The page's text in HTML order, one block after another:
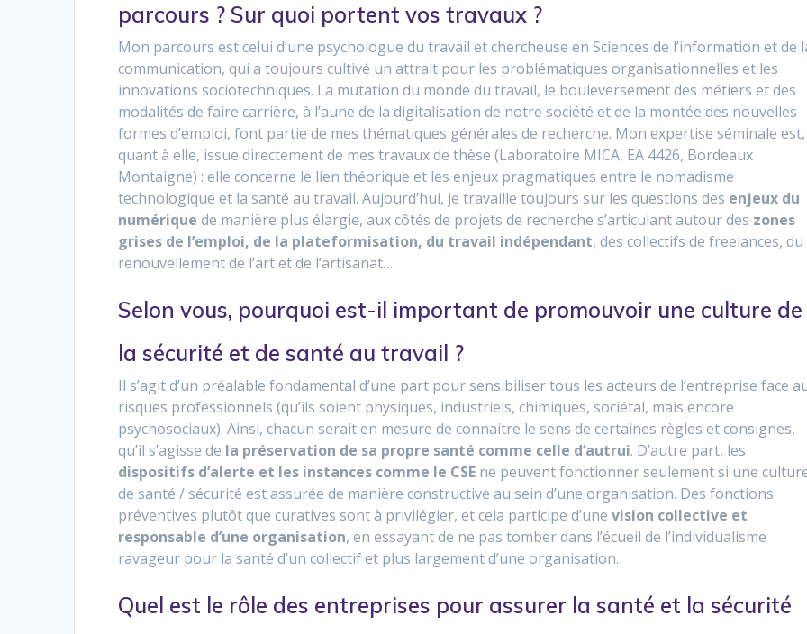
parcours ? Sur quoi portent vos travaux ?
Mon parcours est celui d’une psychologue du travail et chercheuse en Sciences de l’information et de
communication, qui a toujours cultivé un attrait pour les problématiques organisationnelles et les
innovations sociotechniques. La mutation du monde du travail, le bouleversement des métiers et des
modalités de faire carrière, à l’aune de la digitalisation de notre société et de la montée des nouvelles
formes d’emploi, font partie de mes thématiques générales de recherche. Mon expertise séminale est,
quant à elle, issue directement de mes travaux de thèse (Laboratoire MICA, EA 4426, Bordeaux
Montaigne) : elle concerne le lien théorique et les enjeux pragmatiques entre le nomadisme
technologique et la santé au travail. Aujourd’hui, je travaille toujours sur les questions des enjeux du
numérique de manière plus élargie, aux côtés de projets de recherche s’articulant autour des zones
grises de l’emploi, de la plateformisation, du travail indépendant, des collectifs de freelances, du
renouvellement de l’art et de l’artisanat…
Selon vous, pourquoi est-il important de promouvoir une culture de
la sécurité et de santé au travail ?
Il s’agit d’un préalable fondamental d’une part pour sensibiliser tous les acteurs de l’entreprise face
risques professionnels (qu’ils soient physiques, industriels, chimiques, sociétal, mais encore
psychosociaux). Ainsi, chacun serait en mesure de connaitre le sens de certaines règles et consignes,
qu’il s’agisse de la préservation de sa propre santé comme celle d’autrui. D’autre part, les
dispositifs d’alerte et les instances comme le CSE ne peuvent fonctionner seulement si une
de santé / sécurité est assurée de manière constructive au sein d’une organisation. Des fonctions
préventives plutôt que curatives sont à privilégier, et cela participe d’unevision collective et
responsable d’une organisation, en essayant de ne pas tomber dans l’écueil de l’individualisme
ravageur pour la santé d’un collectif et plus largement d’une organisation.
Quel est le rôle des entreprises pour assurer la santé et la sécurité